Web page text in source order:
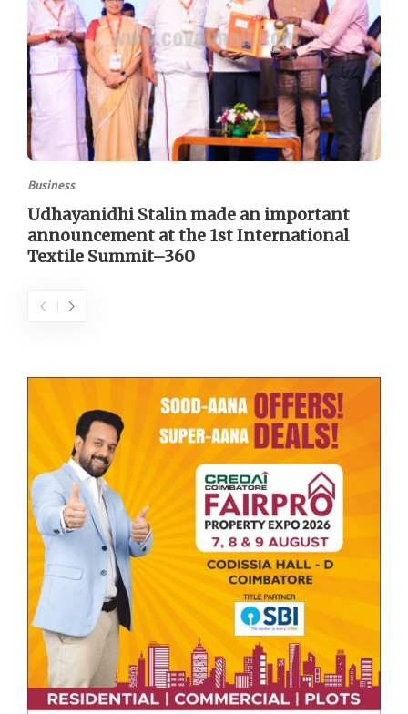
Business
Udhayanidhi Stalin made an important
announcement at the 1st International
Textile Summit–360